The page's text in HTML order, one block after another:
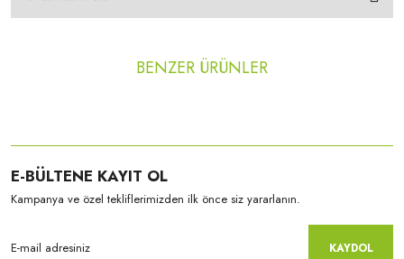
BENZER ÜRÜNLER
E-BÜLTENE KAYIT OL
Kampanya ve özel tekliflerimizden ilk önce siz yararlanın.
KAYDOL